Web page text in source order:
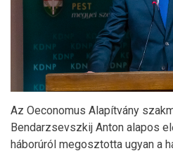
Az Oeconomus Alapítvány
Bendarzsevszkij Anton alapos
háborúról megosztotta ugyan a